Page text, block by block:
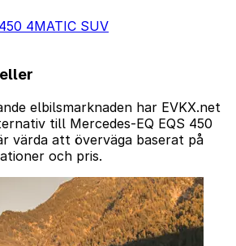
4MATIC SUV
elbilsmarknaden har EVKX.net
till Mercedes-EQ EQS 450
värda att överväga baserat på
och pris.